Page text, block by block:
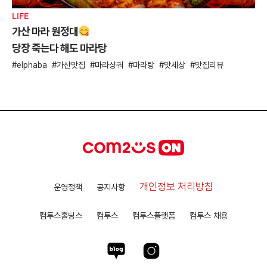
LIFE
가산 마라 원정대
당장 죽는다 해도 마라탕
elphaba 가산맛집 마라샹궈 마라탕 맛세상 맛집리뷰
운영정책 공지사항 개인정보 처리방침
컴투스홀딩스 컴투스 컴투스플랫폼 컴투스 채용